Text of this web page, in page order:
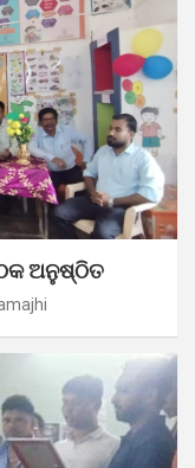
ଅନୁଷ୍ଠିତ